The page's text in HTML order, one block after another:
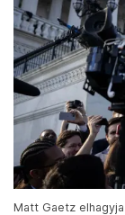
Matt Gaetz